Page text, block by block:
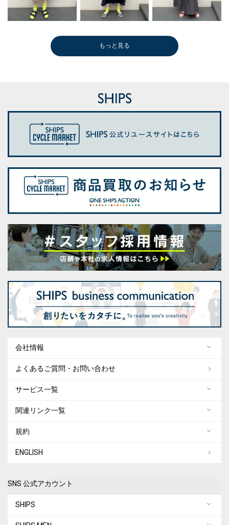
もっと見る
会社情報
よくあるご質問・お問い合わせ
サービス一覧
関連リンク一覧
規約
ENGLISH
SNS 公式アカウント
SHIPS